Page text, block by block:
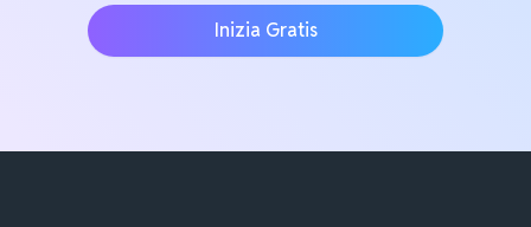
Inizia Gratis